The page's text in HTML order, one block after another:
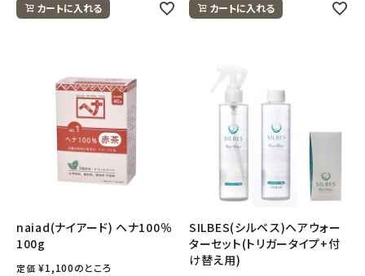
カートに入れる カートに入れる
naiad(ナイアード) ヘナ100％
100g
定価 ¥1,100のところ
SILBES(シルベス)ヘアウォー
ターセット(トリガータイプ+付
け替え用)